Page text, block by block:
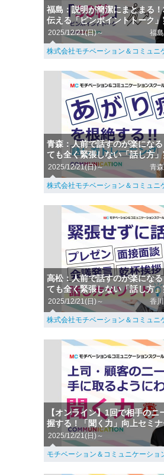
福島：説明が簡潔にまとまる
伝える「ピンポイントトーク
2025/12/21(日)～ 福
株式会社モチベーション＆コミュニ
青森：人前で話すのが楽にな
ても全く緊張しない「話し方
2025/12/21(日)～ 青
株式会社モチベーション＆コミュニ
高松：人前で話すのが楽にな
ても全く緊張しない「話し方
2025/12/21(日)～ 香
株式会社モチベーション＆コミュニ
【オンライン】1回で相手のニ
握する！「聞く力」向上セミ
2025/12/21(日)～
モチベーション＆コミュニケーショ